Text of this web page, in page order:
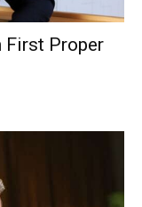
First Proper